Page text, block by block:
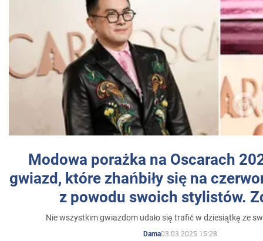
Modowa porażka na Oscarach
gwiazd, które zhańbiły się na
z powodu swoich stylistów.
Nie wszystkim gwiazdom udało się trafić w dziesiątkę ze
Dama03.03.2025 15:28